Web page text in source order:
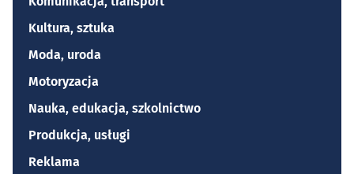
Kultura, sztuka
Moda, uroda
Motoryzacja
Nauka, edukacja, szkolnictwo
Produkcja, usługi
Reklama